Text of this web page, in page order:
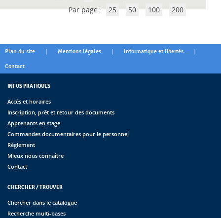
Par page : 25 50 100 200
Plan du site | Mentions légales | Informatique et libertés |
Contact
INFOS PRATIQUES
Accès et horaires
Inscription, prêt et retour des documents
Apprenants en stage
Commandes documentaires pour le personnel
Règlement
Mieux nous connaître
Contact
CHERCHER / TROUVER
Chercher dans le catalogue
Recherche multi-bases